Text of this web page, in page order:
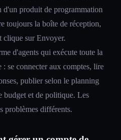
d'un produit de programmation
toujours la boîte de réception,
clique sur Envoyer.
d'agents qui exécute toute la
se connecter aux comptes, lire
publier selon le planning
budget et de politique. Les
problèmes différents.